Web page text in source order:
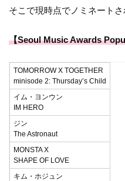
そこで現時点でノミネート
【Seoul Music Awards
TOMORROW X TOGETHER
minisode 2: Thursday’s Child
イム・ヨンウン
IM HERO
ジン
The Astronaut
MONSTA X
SHAPE OF LOVE
キム・ホジュン